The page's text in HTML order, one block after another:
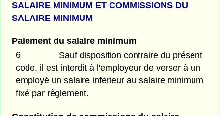
SALAIRE MINIMUM ET COMMISSIONS DU
SALAIRE MINIMUM
Paiement du salaire minimum
6
Sauf disposition contraire du présent
code, il est interdit à l'employeur de verser à un
employé un salaire inférieur au salaire minimum
fixé par règlement.